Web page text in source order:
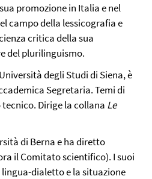
promozione in Italia e nel
campo della lessicografia e
critica della sua
del plurilinguismo.
degli Studi di Siena, è
Segretaria. Temi di
Dirige la collana Le
di Berna e ha diretto
il Comitato scientifico). I suoi
dialetto e la situazione